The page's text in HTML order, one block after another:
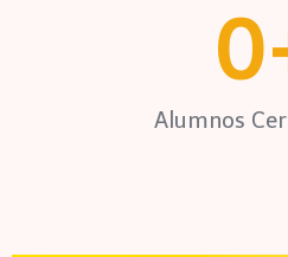
Alumnos
0